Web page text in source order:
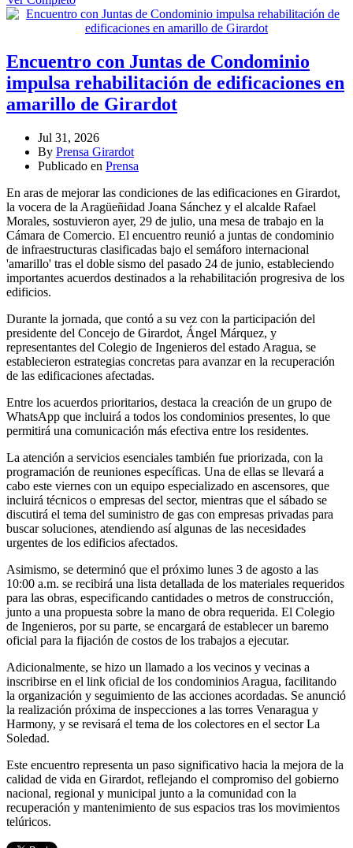
Encuentro con Juntas de Condominio
impulsa rehabilitación de edificaciones en
amarillo de Girardot
Jul 31, 2026
By Prensa Girardot
Publicado en Prensa
En aras de mejorar las condiciones de las edificaciones en Girardot,
la vocera de la Aragüeñidad Joana Sánchez y el alcalde Rafael
Morales, sostuvieron ayer, 29 de julio, una mesa de trabajo en la
Cámara de Comercio. El encuentro reunió a juntas de condominio
de infraestructuras clasificadas bajo el semáforo internacional
'amarillo' tras el doble sismo del pasado 24 de junio, estableciendo
importantes acuerdos destinados a la rehabilitación progresiva de los
edificios.
Durante la jornada, que contó a su vez con la participación del
presidente del Concejo de Girardot, Ángel Márquez, y
representantes del Colegio de Ingenieros del estado Aragua, se
establecieron estrategias concretas para avanzar en la recuperación
de las edificaciones afectadas.
Entre los acuerdos prioritarios, destaca la creación de un grupo de
WhatsApp que incluirá a todos los condominios presentes, lo que
permitirá una comunicación más efectiva entre los residentes.
La atención a servicios esenciales también fue priorizada, con la
programación de reuniones específicas. Una de ellas se llevará a
cabo este viernes con un equipo especializado en ascensores, que
incluirá técnicos o empresas del sector, mientras que el sábado se
discutirá el tema del suministro de gas con empresas privadas para
buscar soluciones, atendiendo así algunas de las necesidades
urgentes de los edificios afectados.
Asimismo, se determinó que el próximo lunes 3 de agosto a las
10:00 a.m. se recibirá una lista detallada de los materiales requeridos
para las obras, especificando cantidades o metros de construcción,
junto a una propuesta sobre la mano de obra requerida. El Colegio
de Ingenieros, por su parte, se encargará de establecer un baremo
oficial para la fijación de costos de los trabajos a ejecutar.
Adicionalmente, se hizo un llamado a los vecinos y vecinas a
inscribirse en el link oficial de los condominios Aragua, facilitando
la organización y seguimiento de las acciones acordadas. Se anunció
la realización próxima de inspecciones a las torres Venaragua y
Harmony, y se revisará el tema de los colectores en el sector La
Soledad.
Este encuentro representa un paso significativo hacia la mejora de la
calidad de vida en Girardot, reflejando el compromiso del gobierno
nacional, regional y municipal junto a la comunidad con la
recuperación y mantenimiento de sus espacios tras los movimientos
telúricos.